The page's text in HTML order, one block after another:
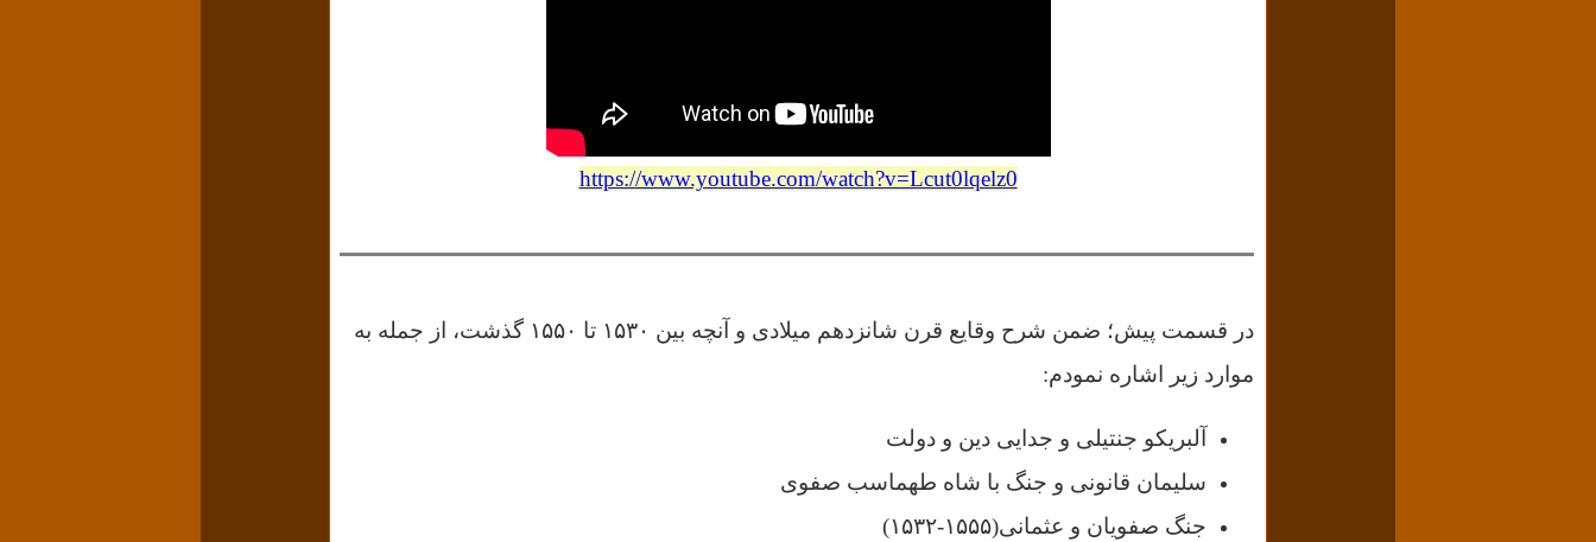
https://www.youtube.com/watch?v=Lcut0lqelz0
در قسمت پیش؛ ضمن شرح وقایع قرن شانزدهم میلادی و آنچه بین ۱۵۳۰ تا ۱۵۵۰ گذشت، از جمله به
موارد زیر اشاره نمودم:
آلبریکو جنتیلی و جدایی دین و دولت
سلیمان قانونی و جنگ با شاه طهماسب صفوی
جنگ صفویان و عثمانی(۱۵۵۵-۱۵۳۲)